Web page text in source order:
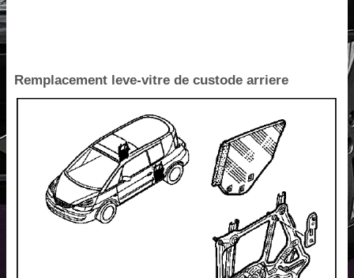
Remplacement leve-vitre de custode arriere